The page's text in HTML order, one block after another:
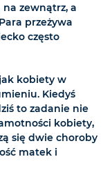
zewnątrz, a
przeżywa
często
kobiety w
Kiedyś
to zadanie nie
kobiety,
się dwie choroby
matek i